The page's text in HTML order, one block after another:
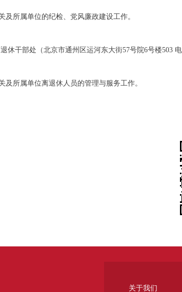
及所属单位的纪检、党风廉政建设工作。
休干部处（北京市通州区运河东大街57号院6号楼503
及所属单位离退休人员的管理与服务工作。
关于我们